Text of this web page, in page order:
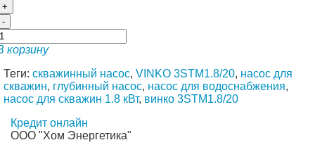
+
-
корзину
Теги: скважинный насос, VINKO 3STM1.8/20, насос для
скважин, глубинный насос, насос для водоснабжения,
насос для скважин 1.8 кВт, винко 3STM1.8/20
Кредит онлайн
ООО "Хом Энергетика"